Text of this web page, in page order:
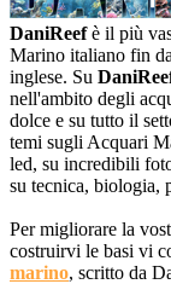
DaniReefè il più
Marino italiano fin
inglese. Su
nell'ambito degli
dolce e su tutto il
temi sugli Acquari
led, su incredibili
su tecnica, biologia,
Per migliorare la
costruirvi le basi vi
marino, scritto da